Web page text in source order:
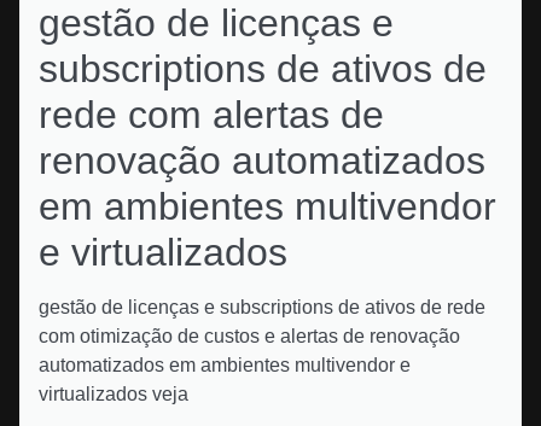
gestão de licenças e
subscriptions de ativos de
rede com alertas de
renovação automatizados
em ambientes multivendor
e virtualizados
gestão de licenças e subscriptions de ativos de rede
com otimização de custos e alertas de renovação
automatizados em ambientes multivendor e
virtualizados veja